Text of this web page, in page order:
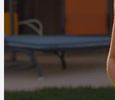
Chronische Schmerzen
ADHS
Angststörungen